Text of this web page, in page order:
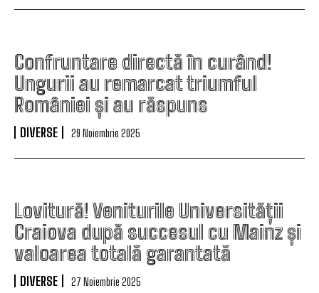
Confruntare directă în curând!
Ungurii au remarcat triumful
României și au răspuns
DIVERSE 29 Noiembrie 2025
Lovitură! Veniturile Universității
Craiova după succesul cu Mainz și
valoarea totală garantată
DIVERSE 27 Noiembrie 2025